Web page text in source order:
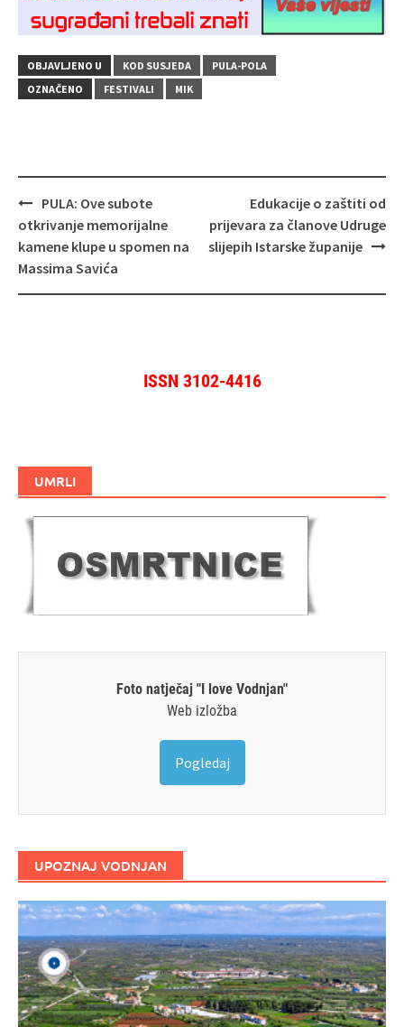
OBJAVLJENO U KOD SUSJEDA
PULA-POLA
OZNAČENO
FESTIVALI MIK
Navigacija
objava
PULA: Ove subote
otkrivanje memorijalne
kamene klupe u spomen na
Massima Savića
Edukacije o zaštiti od
prijevara za članove Udruge
slijepih Istarske županije
ISSN 3102-4416
UMRLI
Foto natječaj "I love Vodnjan"
Web izložba
Pogledaj
UPOZNAJ VODNJAN